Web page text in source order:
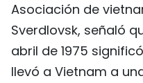
Asociación de
Sverdlovsk, señaló
abril de 1975
llevó a Vietnam a